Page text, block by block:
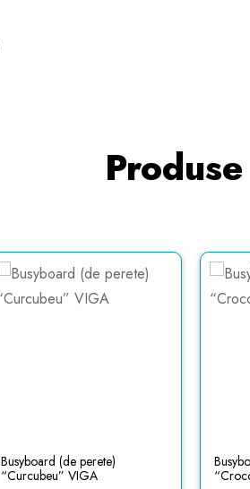
Busyboard (de perete)
“Curcubeu” VIGA